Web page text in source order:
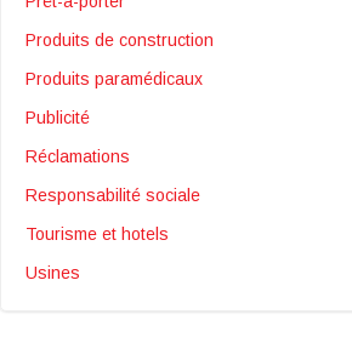
Produits de construction
Produits paramédicaux
Publicité
Réclamations
Responsabilité sociale
Tourisme et hotels
Usines